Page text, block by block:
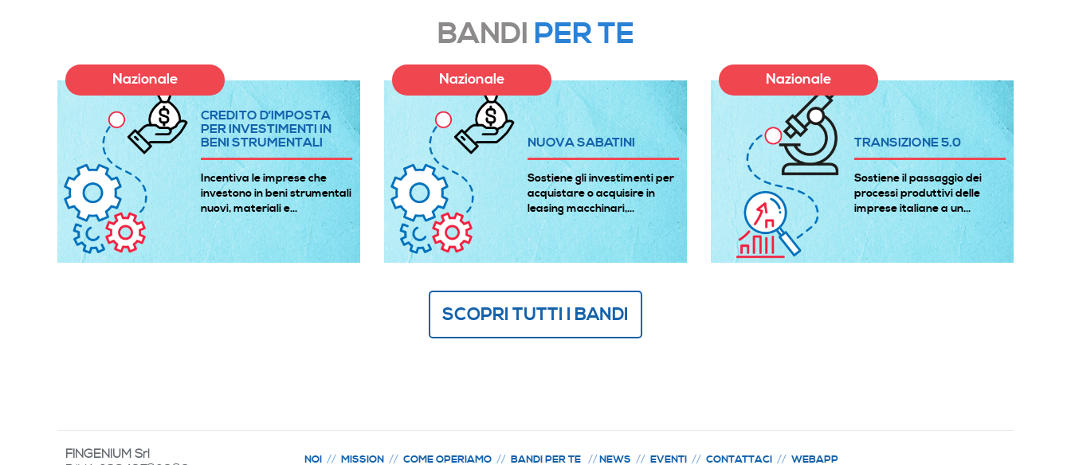
BANDI PER TE
Nazionale
CREDITO D’IMPOSTA
PER INVESTIMENTI IN
BENI STRUMENTALI
Incentiva le imprese che
investono in beni strumentali
nuovi, materiali e...
Nazionale
NUOVA SABATINI
Sostiene gli investimenti per
acquistare o acquisire in
leasing macchinari,...
Nazionale
TRANSIZIONE 5.0
Sostiene il passaggio dei
processi produttivi delle
imprese italiane a un...
SCOPRI TUTTI I BANDI
FINGENIUM Srl
NOI MISSION COME OPERIAMO BANDI PER TE NEWS EVENTI CONTATTACI WEBAPP